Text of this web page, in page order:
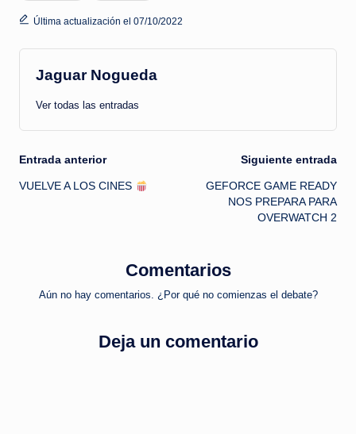
Última actualización el 07/10/2022
Jaguar Nogueda
Ver todas las entradas
Navegación
de
Entrada anterior
VUELVE A LOS CINES
Siguiente entrada
GEFORCE GAME READY
NOS PREPARA PARA
OVERWATCH 2
Comentarios
Aún no hay comentarios. ¿Por qué no comienzas el debate?
Deja un comentario